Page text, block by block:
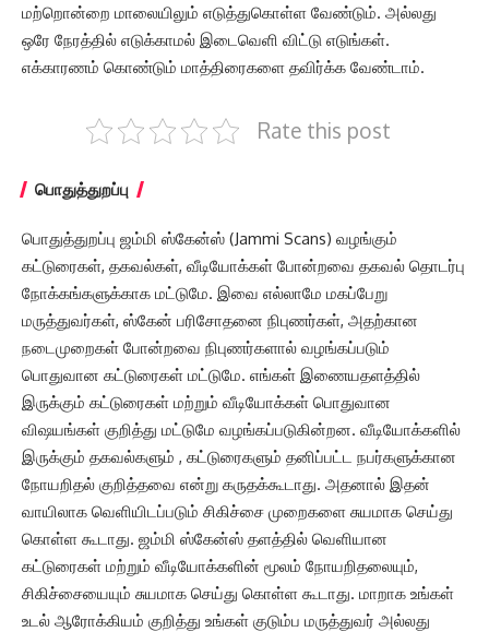
மற்றொன்றை மாலையிலும் எடுத்துகொள்ள வேண்டும். அல்லது
ஒரே நேரத்தில் எடுக்காமல் இடைவெளி விட்டு எடுங்கள்.
எக்காரணம் கொண்டும் மாத்திரைகளை தவிர்க்க வேண்டாம்.
Rate this post
பொதுத்துறப்பு
பொதுத்துறப்பு ஜம்மி ஸ்கேன்ஸ் (Jammi Scans) வழங்கும்
கட்டுரைகள், தகவல்கள், வீடியோக்கள் போன்றவை தகவல் தொடர்பு
நோக்கங்களுக்காக மட்டுமே. இவை எல்லாமே மகப்பேறு
மருத்துவர்கள், ஸ்கேன் பரிசோதனை நிபுணர்கள், அதற்கான
நடைமுறைகள் போன்றவை நிபுணர்களால் வழங்கப்படும்
பொதுவான கட்டுரைகள் மட்டுமே. எங்கள் இணையதளத்தில்
இருக்கும் கட்டுரைகள் மற்றும் வீடியோக்கள் பொதுவான
விஷயங்கள் குறித்து மட்டுமே வழங்கப்படுகின்றன. வீடியோக்களில்
இருக்கும் தகவல்களும் , கட்டுரைகளும் தனிப்பட்ட நபர்களுக்கான
நோயறிதல் குறித்தவை என்று கருதக்கூடாது. அதனால் இதன்
வாயிலாக வெளியிடப்படும் சிகிச்சை முறைகளை சுயமாக செய்து
கொள்ள கூடாது. ஜம்மி ஸ்கேன்ஸ் தளத்தில் வெளியான
கட்டுரைகள் மற்றும் வீடியோக்களின் மூலம் நோயறிதலையும்,
சிகிச்சையையும் சுயமாக செய்து கொள்ள கூடாது. மாறாக உங்கள்
உடல் ஆரோக்கியம் குறித்து உங்கள் குடும்ப மருத்துவர் அல்லது